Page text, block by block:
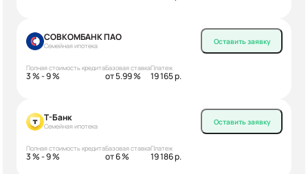
СОВКОМБАНК ПАО
Семейная ипотека
Полная стоимость кредита
3 % - 9 %
Базовая ставка
от 5.99 %
Платеж
19 165 р.
Оставить заявку
Т-Банк
Семейная ипотека
Полная стоимость кредита
3 % - 9 %
Базовая ставка
от 6 %
Платеж
19 186 р.
Оставить заявку